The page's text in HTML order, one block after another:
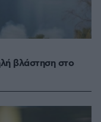
βλάστηση στο